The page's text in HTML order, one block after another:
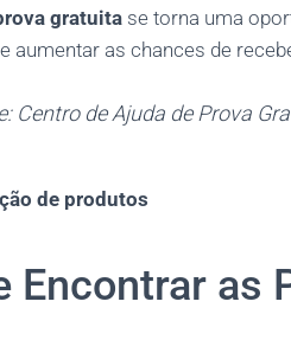
gratuita se torna uma
aumentar as chances de
Centro de Ajuda de Prova
de produtos
Encontrar as